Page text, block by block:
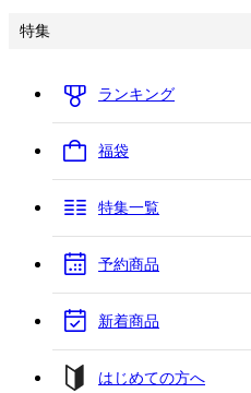
特集
ランキング
福袋
特集一覧
予約商品
新着商品
はじめての方へ